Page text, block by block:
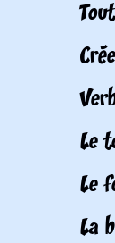
Le
Le
La